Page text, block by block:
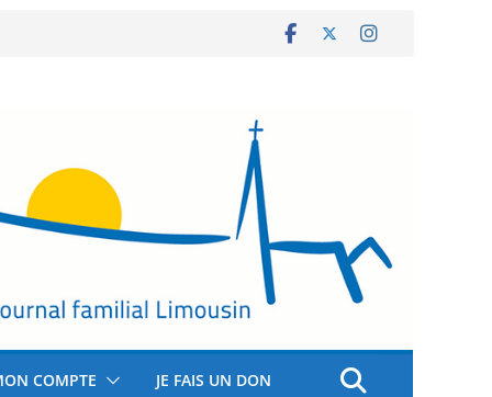
COMPTE JE FAIS UN DON